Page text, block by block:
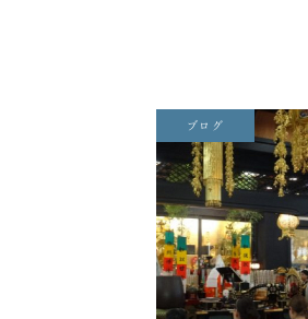
ブログ